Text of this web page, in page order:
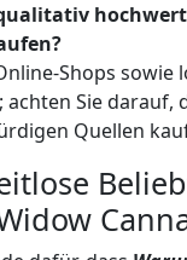
Shops sowie
achten Sie darauf,
Quellen